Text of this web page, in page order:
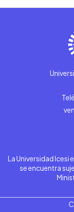
La Universidad Icesi
se encuentra